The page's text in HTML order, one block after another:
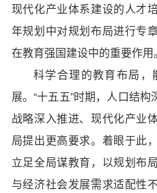
现代化产业体系建设的人才
年规划中对规划布局进行专
在教育强国建设中的重要作用。
科学合理的教育布局 ，
展。“十五五”时期，人口结
战略深入推进、现代化产业
局提出更高要求。着眼于此
立足全局谋教育，以规划布
与经济社会发展需求适配性